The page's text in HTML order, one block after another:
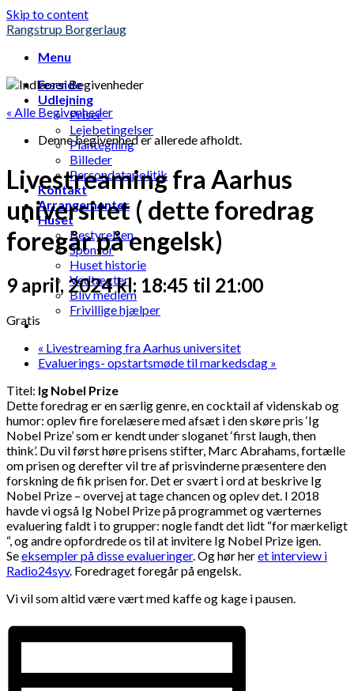
Skip to content
Rangstrup Borgerlaug
Menu
Forside
Udlejning
Priser
Lejebetingelser
Plantegning
Billeder
Persondatapolitik
Kontakt
Arrangementer
Huset
Bestyrelsen
Sponsor
Huset historie
Vedtægter
Bliv medlem
Frivillige hjælper
« Alle Begivenheder
Denne begivenhed er allerede afholdt.
Livestreaming fra Aarhus
universitet ( dette foredrag
foregår på engelsk)
9 april, 2024 kl: 18:45 til 21:00
Gratis
« Livestreaming fra Aarhus universitet
Evaluerings- opstartsmøde til markedsdag »
Titel: Ig Nobel Prize
Dette foredrag er en særlig genre, en cocktail af videnskab og
humor: oplev fire forelæsere med afsæt i den skøre pris ‘Ig
Nobel Prize’ som er kendt under sloganet ‘first laugh, then
think’. Du vil først høre prisens stifter, Marc Abrahams, fortælle
om prisen og derefter vil tre af prisvinderne præsentere den
forskning de fik prisen for. Det er svært i ord at beskrive Ig
Nobel Prize – overvej at tage chancen og oplev det. I 2018
havde vi også Ig Nobel Prize på programmet og værternes
evaluering faldt i to grupper: nogle fandt det lidt “for mærkeligt
“, og andre opfordrede os til at invitere Ig Nobel Prize igen.
Seeksempler på disse evalueringer. Og hør heret interview i
Radio24syv. Foredraget foregår på engelsk.
Vi vil som altid være vært med kaffe og kage i pausen.